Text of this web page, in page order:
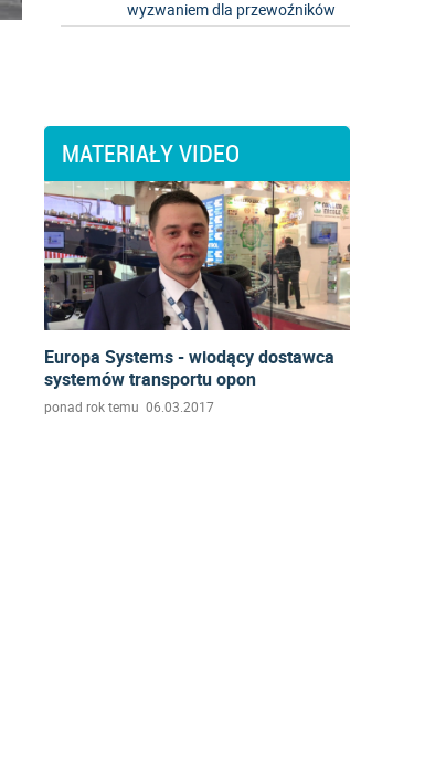
wyzwaniem dla przewoźników
MATERIAŁY VIDEO
Europa Systems - wiodący dostawca
systemów transportu opon
ponad rok temu 06.03.2017